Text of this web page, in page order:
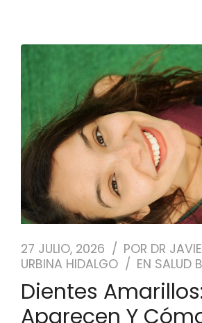
27 JULIO, 2026 POR DR
URBINA HIDALGO
EN SALUD
Dientes
Aparecen Y